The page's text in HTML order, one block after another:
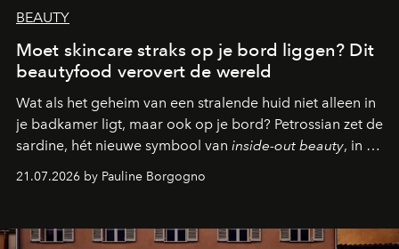
BEAUTY
Moet skincare straks op je bord liggen? Dit
beautyfood verovert de wereld
Wat als het geheim van een stralende huid niet alleen in
je badkamer ligt, maar ook op je bord? Petrossian zet de
sardine, hét nieuwe symbool van inside-out beauty, in de
kijker met twee gastronomische creaties.
21.07.2026 by Pauline Borgogno